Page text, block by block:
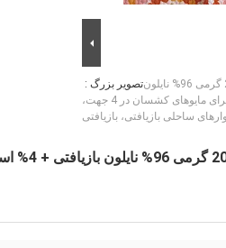
تصویر بزرگ :پارچه مایو بازیافتی 200 گرمی 96% نایلون
بازیافتی + 4% اسپندکس برای مایوهای کشسان در 4 جهت،
ساحلی بازیافتی، بازیافتی